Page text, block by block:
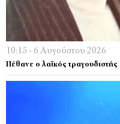
10:15 - 6 Αυγούστου 2026
Πέθανε ο λαϊκός